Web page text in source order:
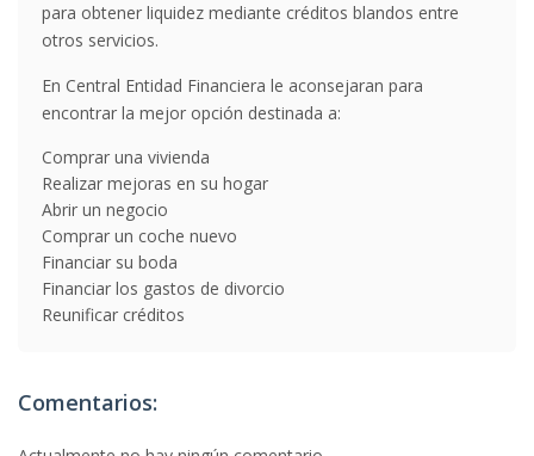
para obtener liquidez mediante créditos blandos entre
otros servicios.
En Central Entidad Financiera le aconsejaran para
encontrar la mejor opción destinada a:
Comprar una vivienda
Realizar mejoras en su hogar
Abrir un negocio
Comprar un coche nuevo
Financiar su boda
Financiar los gastos de divorcio
Reunificar créditos
Comentarios: